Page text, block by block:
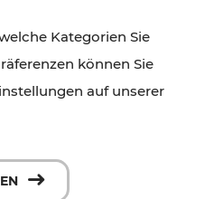
Kategorien Sie
können Sie
auf unserer